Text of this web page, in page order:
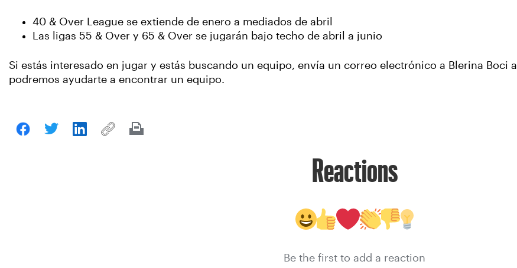
40 & Over League se extiende de enero a mediados de abril
Las ligas 55 & Over y 65 & Over se jugarán bajo techo de abril a junio
Si estás interesado en jugar y estás buscando un equipo, envía un correo electrónico a Blerina Boci a
podremos ayudarte a encontrar un equipo.
Reactions
Be the first to add a reaction